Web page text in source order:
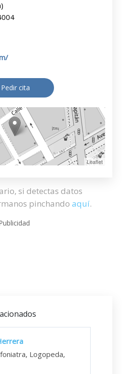
Pedir cita
Leaflet
si detectas datos
pinchando aquí.
Logopeda,